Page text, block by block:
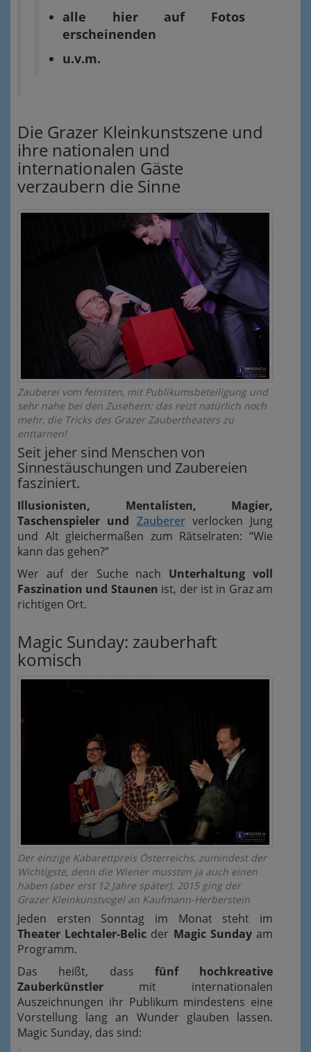
alle hier auf Fotos
erscheinenden
u.v.m.
Die Grazer Kleinkunstszene und
ihre nationalen und
internationalen Gäste
verzaubern die Sinne
Zauberei vom feinsten, mit Publikumsbeteiligung und
sehr nahe bei den Zusehern: das reizt natürlich noch
mehr, die Tricks des Grazer Zaubertheaters zu
enttarnen!
Seit jeher sind Menschen von
Sinnestäuschungen und Zaubereien
fasziniert.
Illusionisten, Mentalisten, Magier,
Taschenspieler und Zaubererverlocken Jung
und Alt gleichermaßen zum Rätselraten: “Wie
kann das gehen?”
Wer auf der Suche nach Unterhaltung voll
Faszination und Staunen ist, der ist in Graz am
richtigen Ort.
Magic Sunday: zauberhaft
komisch
Der einzige Kabarettpreis Österreichs, zumindest der
Wichtigste, denn die Wiener mussten ja auch einen
haben (aber erst 12 Jahre später). 2015 ging der
Grazer Kleinkunstvogel an Kaufmann-Herberstein
Jeden ersten Sonntag im Monat steht im
Theater Lechtaler-Belic der Magic Sundayam
Programm.
Das heißt, dass fünf hochkreative
Zauberkünstler mit internationalen
Auszeichnungen ihr Publikum mindestens eine
Vorstellung lang an Wunder glauben lassen.
Magic Sunday, das sind: